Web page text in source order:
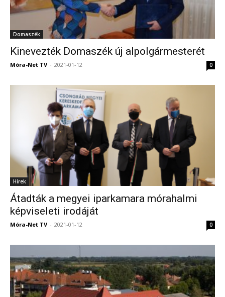
Domaszék
Kinevezték Domaszék új alpolgármesterét
Móra-Net TV - 2021-01-12 0
Hírek
Átadták a megyei iparkamara mórahalmi
képviseleti irodáját
Móra-Net TV - 2021-01-12 0